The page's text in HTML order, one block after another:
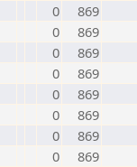
0
869
0
869
0
869
0
869
0
869
0
869
0
869
0
869